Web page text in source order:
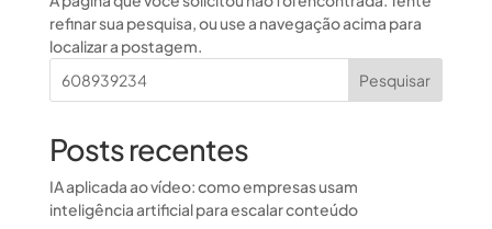
refinar sua pesquisa, ou use a navegação acima para
localizar a postagem.
Posts recentes
IA aplicada ao vídeo: como empresas usam
inteligência artificial para escalar conteúdo